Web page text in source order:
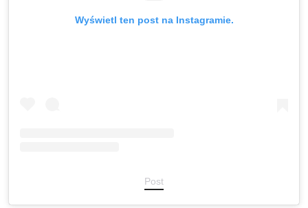
Wyświetl ten post na Instagramie.
Post